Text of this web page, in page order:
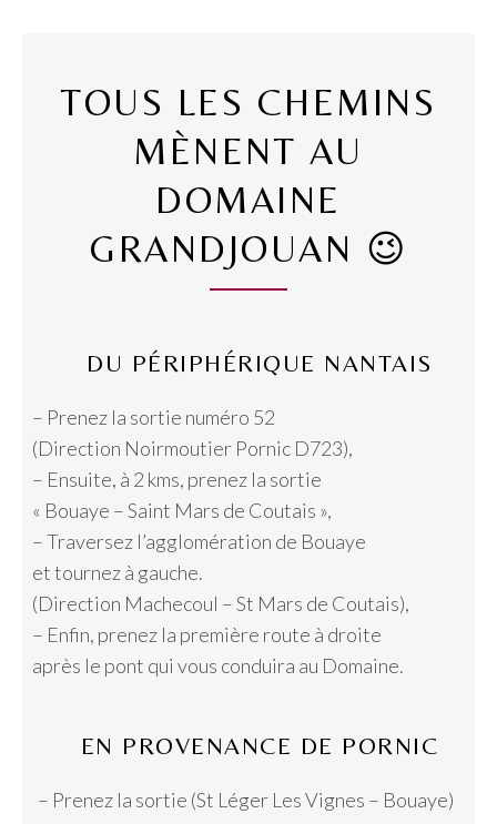
TOUS LES CHEMINS
MÈNENT AU
DOMAINE
GRANDJOUAN 😉
DU PÉRIPHÉRIQUE NANTAIS
– Prenez la sortie numéro 52
(Direction Noirmoutier Pornic D723),
– Ensuite, à 2 kms, prenez la sortie
« Bouaye – Saint Mars de Coutais »,
– Traversez l’agglomération de Bouaye
et tournez à gauche.
(Direction Machecoul – St Mars de Coutais),
– Enfin, prenez la première route à droite
après le pont qui vous conduira au Domaine.
EN PROVENANCE DE PORNIC
– Prenez la sortie (St Léger Les Vignes – Bouaye)